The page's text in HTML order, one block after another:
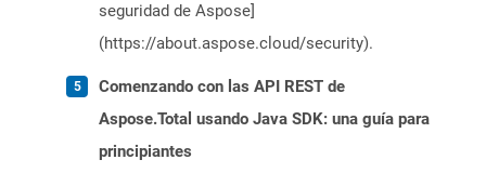
seguridad de Aspose]
(https://about.aspose.cloud/security).
Comenzando con las API REST de
Aspose.Total usando Java SDK: una guía para
principiantes